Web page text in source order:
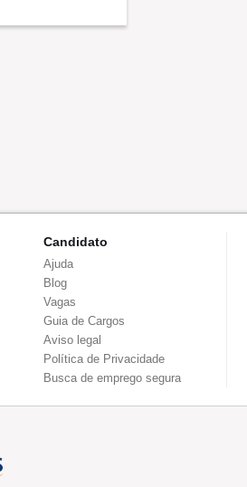
Candidato
Ajuda
Blog
Vagas
Guia de Cargos
Aviso legal
Política de Privacidade
Busca de emprego segura